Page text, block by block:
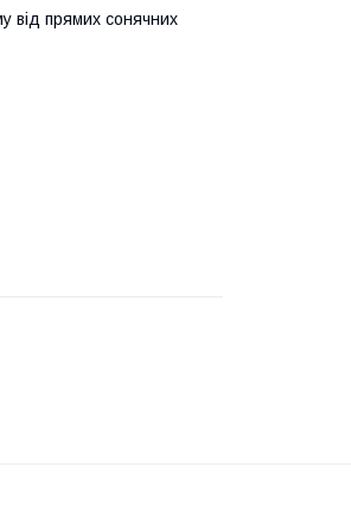
від прямих сонячних